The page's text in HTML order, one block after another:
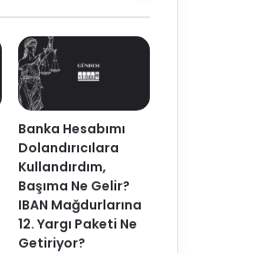
Banka Hesabımı
Dolandırıcılara
Kullandırdım,
Başıma Ne Gelir?
IBAN Mağdurlarına
12. Yargı Paketi Ne
Getiriyor?